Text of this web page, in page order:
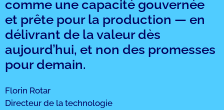
comme une capacité gouvernée
et prête pour la production — en
délivrant de la valeur dès
aujourd’hui, et non des promesses
pour demain.
Florin Rotar
Directeur de la technologie